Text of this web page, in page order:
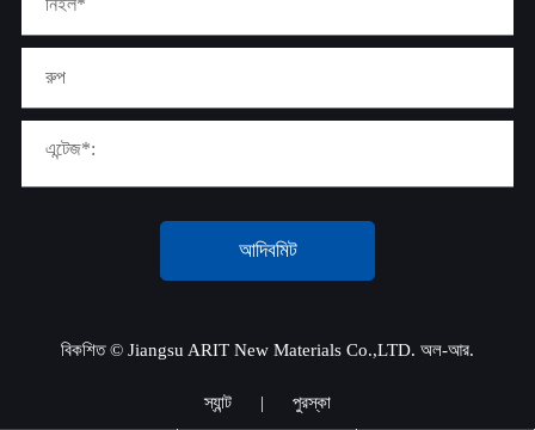
আদিবমিট
বিকশিত © Jiangsu ARIT New Materials Co.,LTD. অল-আর.
স্যান্ট | পুরস্কা